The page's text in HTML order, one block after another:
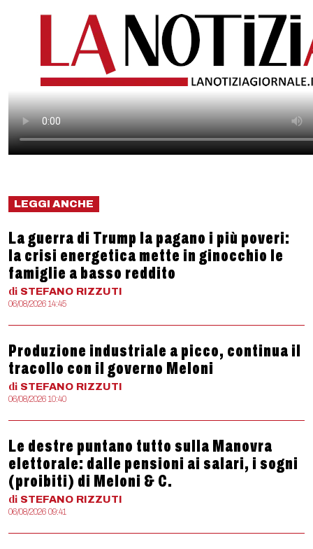
LEGGI ANCHE
La guerra di Trump la pagano i più poveri:
la crisi energetica mette in ginocchio le
famiglie a basso reddito
di STEFANO RIZZUTI
06/08/2026 14:45
Produzione industriale a picco, continua il
tracollo con il governo Meloni
di STEFANO RIZZUTI
06/08/2026 10:40
Le destre puntano tutto sulla Manovra
elettorale: dalle pensioni ai salari, i sogni
(proibiti) di Meloni & C.
di STEFANO RIZZUTI
06/08/2026 09:41